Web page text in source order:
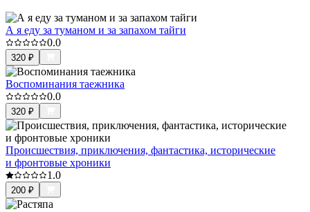
А я еду за туманом и за запахом тайги
0.0
320 ₽
Воспоминания таежника
0.0
320 ₽
Происшествия, приключения, фантастика, исторические
и фронтовые хроники
1.0
200 ₽